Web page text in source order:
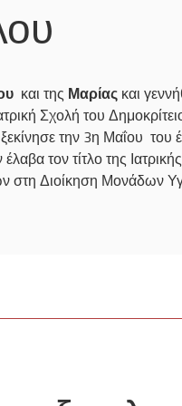
και της Μαρίας και
Σχολή του
την 3η Μαΐου του
τον τίτλο της
στη Διοίκηση Μονάδων